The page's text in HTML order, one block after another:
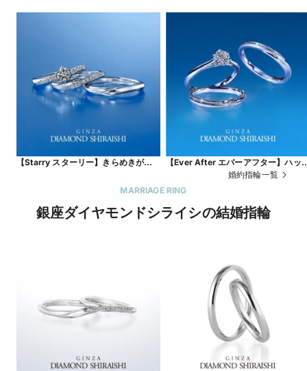
【Starry スターリー】きらめきがひ
【Ever After エバーアフター】ハッ
ピーエンドを経て、ふたりの物語が永
遠に続くことを願って
婚約指輪一覧
MARRIAGE RING
銀座ダイヤモンドシライシの結婚指輪